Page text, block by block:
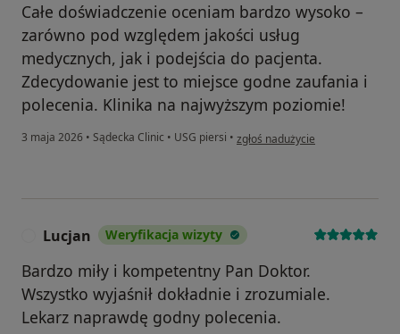
Całe doświadczenie oceniam bardzo wysoko –
zarówno pod względem jakości usług
medycznych, jak i podejścia do pacjenta.
Zdecydowanie jest to miejsce godne zaufania i
polecenia. Klinika na najwyższym poziomie!
3 maja 2026 • Sądecka Clinic • USG piersi • w opinii użytkownika Ewelina
zgłoś nadużycie
Lucjan Weryfikacja wizyty
Bardzo miły i kompetentny Pan Doktor.
Wszystko wyjaśnił dokładnie i zrozumiale.
Lekarz naprawdę godny polecenia.